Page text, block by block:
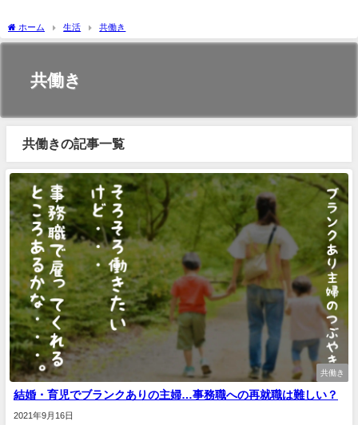
ホーム 生活 共働き
共働き
共働きの記事一覧
共働き
結婚・育児でブランクありの主婦…事務職への再就職は難しい？
2021年9月16日